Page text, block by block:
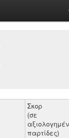
Σκορ
(σε
παρτίδες)